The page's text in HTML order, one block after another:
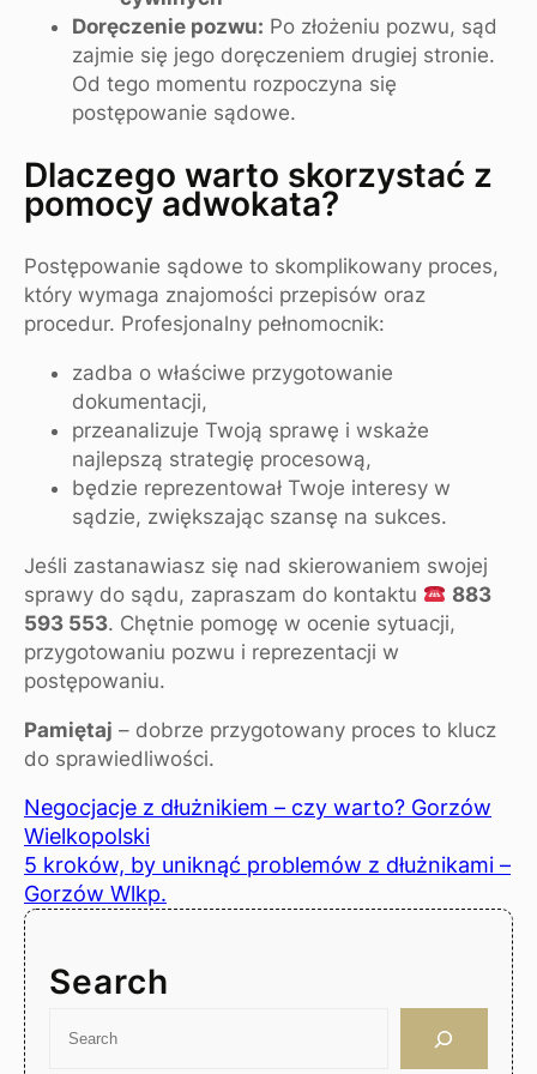
Doręczenie pozwu: Po złożeniu pozwu, sąd
zajmie się jego doręczeniem drugiej stronie.
Od tego momentu rozpoczyna się
postępowanie sądowe.
Dlaczego warto skorzystać z
pomocy adwokata?
Postępowanie sądowe to skomplikowany proces,
który wymaga znajomości przepisów oraz
procedur. Profesjonalny pełnomocnik:
zadba o właściwe przygotowanie
dokumentacji,
przeanalizuje Twoją sprawę i wskaże
najlepszą strategię procesową,
będzie reprezentował Twoje interesy w
sądzie, zwiększając szansę na sukces.
Jeśli zastanawiasz się nad skierowaniem swojej
sprawy do sądu, zapraszam do kontaktu
883
593 553. Chętnie pomogę w ocenie sytuacji,
przygotowaniu pozwu i reprezentacji w
postępowaniu.
Pamiętaj – dobrze przygotowany proces to klucz
do sprawiedliwości.
Negocjacje z dłużnikiem – czy warto? Gorzów
Wielkopolski
5 kroków, by uniknąć problemów z dłużnikami –
Gorzów Wlkp.
Search